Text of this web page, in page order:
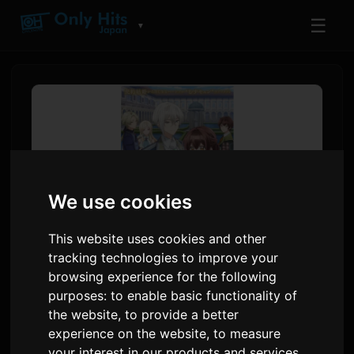
We use cookies
This website uses cookies and other
tracking technologies to improve your
browsing experience for the following
purposes:to enable basic functionality of
the website,to provide a better
experience on the website,to measure
▼ ☰
Anime 'Kimi Ai' esasy
seslendirişi, tema aýdymlary,
iýul 4 ýaýlymyny açýar